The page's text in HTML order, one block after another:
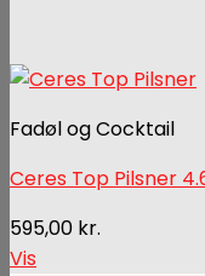
Fadøl og Cocktail
Ceres Top Pilsner
595,00 kr.
Vis